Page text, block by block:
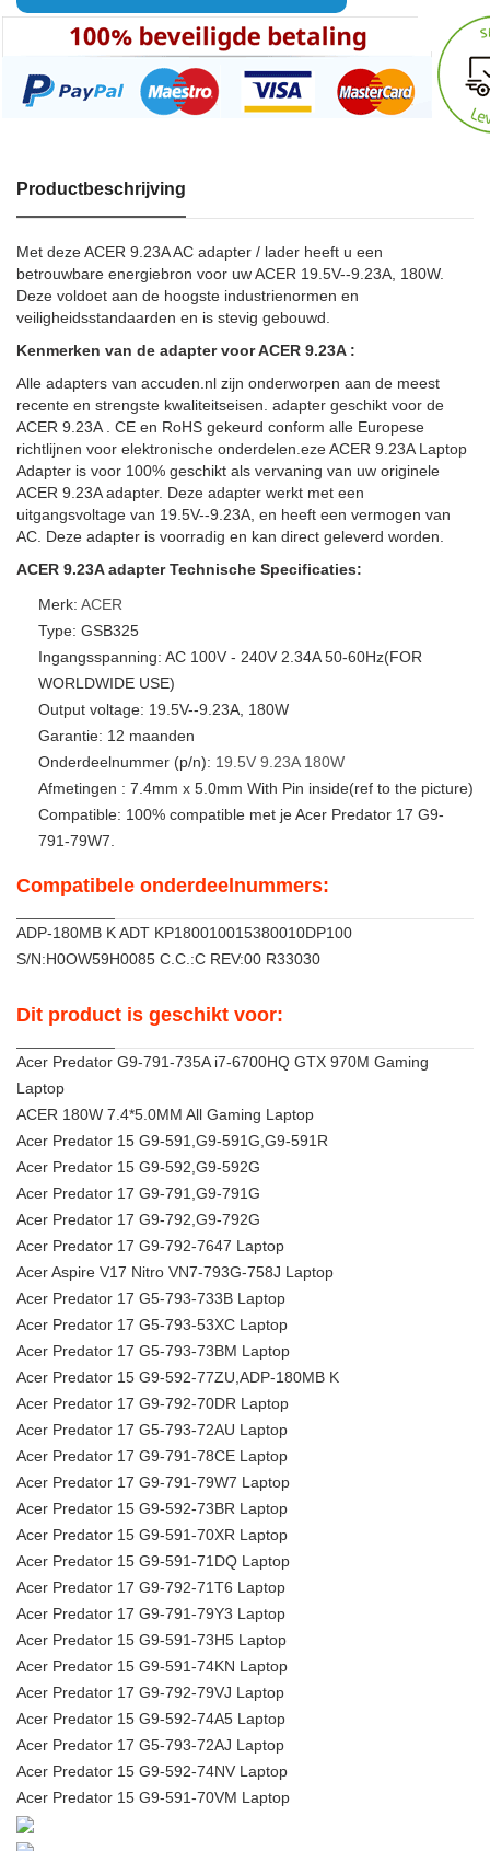
Productbeschrijving
Met deze ACER 9.23A AC adapter / lader heeft u een
betrouwbare energiebron voor uw ACER 19.5V--9.23A, 180W.
Deze voldoet aan de hoogste industrienormen en
veiligheidsstandaarden en is stevig gebouwd.
Kenmerken van de adapter voor ACER 9.23A :
Alle adapters van accuden.nl zijn onderworpen aan de meest
recente en strengste kwaliteitseisen. adapter geschikt voor de
ACER 9.23A . CE en RoHS gekeurd conform alle Europese
richtlijnen voor elektronische onderdelen.eze ACER 9.23A Laptop
Adapter is voor 100% geschikt als vervaning van uw originele
ACER 9.23A adapter. Deze adapter werkt met een
uitgangsvoltage van 19.5V--9.23A, en heeft een vermogen van
AC. Deze adapter is voorradig en kan direct geleverd worden.
ACER 9.23A adapter Technische Specificaties:
Merk: ACER
Type: GSB325
Ingangsspanning: AC 100V - 240V 2.34A 50-60Hz(FOR
WORLDWIDE USE)
Output voltage: 19.5V--9.23A, 180W
Garantie: 12 maanden
Onderdeelnummer (p/n): 19.5V 9.23A 180W
Afmetingen : 7.4mm x 5.0mm With Pin inside(ref to the picture)
Compatible: 100% compatible met je Acer Predator 17 G9-
791-79W7.
Compatibele onderdeelnummers:
ADP-180MB K ADT KP180010015380010DP100
S/N:H0OW59H0085 C.C.:C REV:00 R33030
Dit product is geschikt voor:
Acer Predator G9-791-735A i7-6700HQ GTX 970M Gaming
Laptop
ACER 180W 7.4*5.0MM All Gaming Laptop
Acer Predator 15 G9-591,G9-591G,G9-591R
Acer Predator 15 G9-592,G9-592G
Acer Predator 17 G9-791,G9-791G
Acer Predator 17 G9-792,G9-792G
Acer Predator 17 G9-792-7647 Laptop
Acer Aspire V17 Nitro VN7-793G-758J Laptop
Acer Predator 17 G5-793-733B Laptop
Acer Predator 17 G5-793-53XC Laptop
Acer Predator 17 G5-793-73BM Laptop
Acer Predator 15 G9-592-77ZU,ADP-180MB K
Acer Predator 17 G9-792-70DR Laptop
Acer Predator 17 G5-793-72AU Laptop
Acer Predator 17 G9-791-78CE Laptop
Acer Predator 17 G9-791-79W7 Laptop
Acer Predator 15 G9-592-73BR Laptop
Acer Predator 15 G9-591-70XR Laptop
Acer Predator 15 G9-591-71DQ Laptop
Acer Predator 17 G9-792-71T6 Laptop
Acer Predator 17 G9-791-79Y3 Laptop
Acer Predator 15 G9-591-73H5 Laptop
Acer Predator 15 G9-591-74KN Laptop
Acer Predator 17 G9-792-79VJ Laptop
Acer Predator 15 G9-592-74A5 Laptop
Acer Predator 17 G5-793-72AJ Laptop
Acer Predator 15 G9-592-74NV Laptop
Acer Predator 15 G9-591-70VM Laptop